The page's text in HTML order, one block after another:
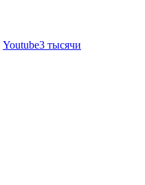
Youtube3 тысячи